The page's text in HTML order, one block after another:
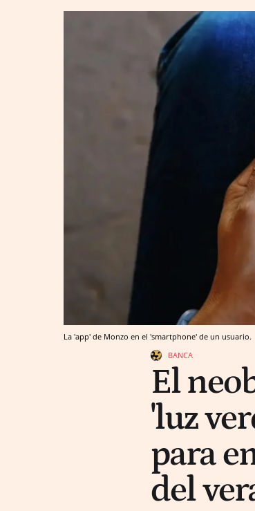
La 'app' de Monzo en el 'smartphone' de un usuario.
BANCA
El
'luz
para
del